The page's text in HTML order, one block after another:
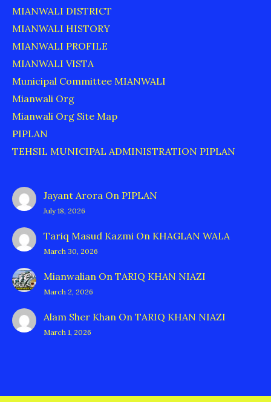
MIANWALI DISTRICT
MIANWALI HISTORY
MIANWALI PROFILE
MIANWALI VISTA
Municipal Committee MIANWALI
Mianwali Org
Mianwali Org Site Map
PIPLAN
TEHSIL MUNICIPAL ADMINISTRATION PIPLAN
Jayant Arora On PIPLAN
July 18, 2026
Tariq Masud Kazmi On KHAGLAN WALA
March 30, 2026
Mianwalian On TARIQ KHAN NIAZI
March 2, 2026
Alam Sher Khan On TARIQ KHAN NIAZI
March 1, 2026